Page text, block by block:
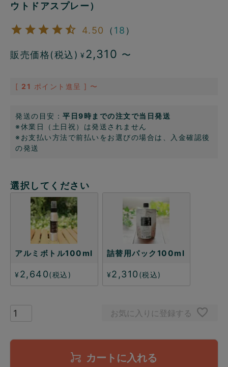
ウトドアスプレー）
4.50 （ 18 ）
販売価格(税込) ¥ 2,310 〜
[ 21 ポイント進呈 ] 〜
発送の目安： 平日9時までの注文で当日発送
※休業日（土日祝）は発送されません
※お支払い方法で前払いをお選びの場合は、入金確認後
の発送
選択してください
アルミボトル100ml
¥ 2,640 税込
詰替用パック100ml
¥2,310 税込
お気に入りに登録する
カートに入れる